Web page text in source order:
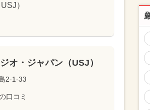
）
オ・ジャパン（USJ）
2-1-33
口コミ